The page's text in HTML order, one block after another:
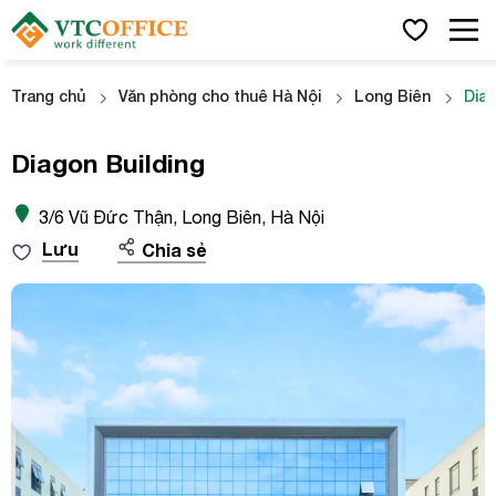
Trang chủ Văn phòng cho thuê Hà Nội Long Biên
Diagon Building
3/6 Vũ Đức Thận, Long Biên, Hà Nội
Lưu Chia sẻ